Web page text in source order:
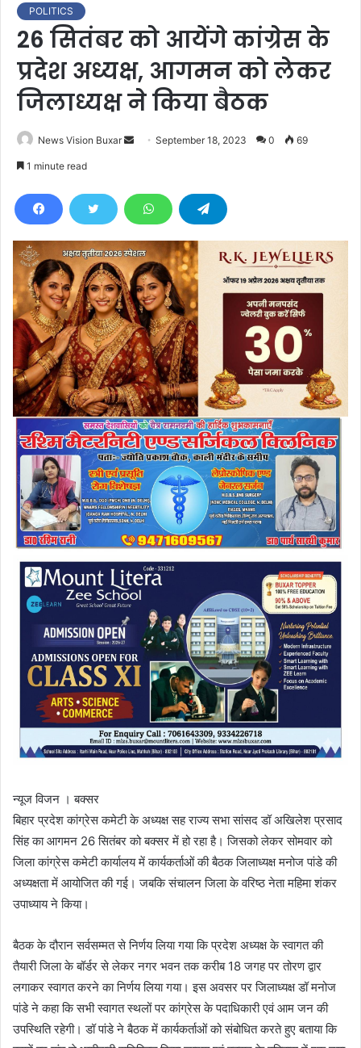
POLITICS
26 सितंबर को आयेंगे कांग्रेस के
प्रदेश अध्यक्ष, आगमन को लेकर
जिलाध्यक्ष ने किया बैठक
News Vision Buxar
d
e
m
a
i
l
September 18, 2023 0 69
1 minute read
न्यूज विजन । बक्सर
बिहार प्रदेश कांग्रेस कमेटी के अध्यक्ष सह राज्य सभा सांसद डॉ अखिलेश प्रसाद
सिंह का आगमन 26 सितंबर को बक्सर में हो रहा है। जिसको लेकर सोमवार को
जिला कांग्रेस कमेटी कार्यालय में कार्यकर्ताओं की बैठक जिलाध्यक्ष मनोज पांडे की
अध्यक्षता में आयोजित की गई। जबकि संचालन जिला के वरिष्ठ नेता महिमा शंकर
उपाध्याय ने किया।
बैठक के दौरान सर्वसम्मत से निर्णय लिया गया कि प्रदेश अध्यक्ष के स्वागत की
तैयारी जिला के बॉर्डर से लेकर नगर भवन तक करीब 18 जगह पर तोरण द्वार
लगाकर स्वागत करने का निर्णय लिया गया। इस अवसर पर जिलाध्यक्ष डॉ मनोज
पांडे ने कहा कि सभी स्वागत स्थलों पर कांग्रेस के पदाधिकारी एवं आम जन की
उपस्थिति रहेगी। डॉ पांडे ने बैठक में कार्यकर्ताओं को संबोधित करते हुए बताया कि